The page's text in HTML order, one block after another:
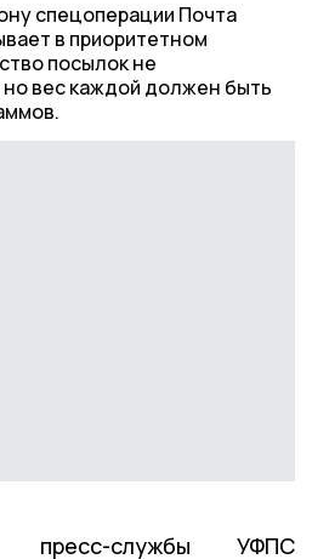
спецоперации Почта
в приоритетном
посылок не
но вес каждой должен быть
пресс-службы УФПС